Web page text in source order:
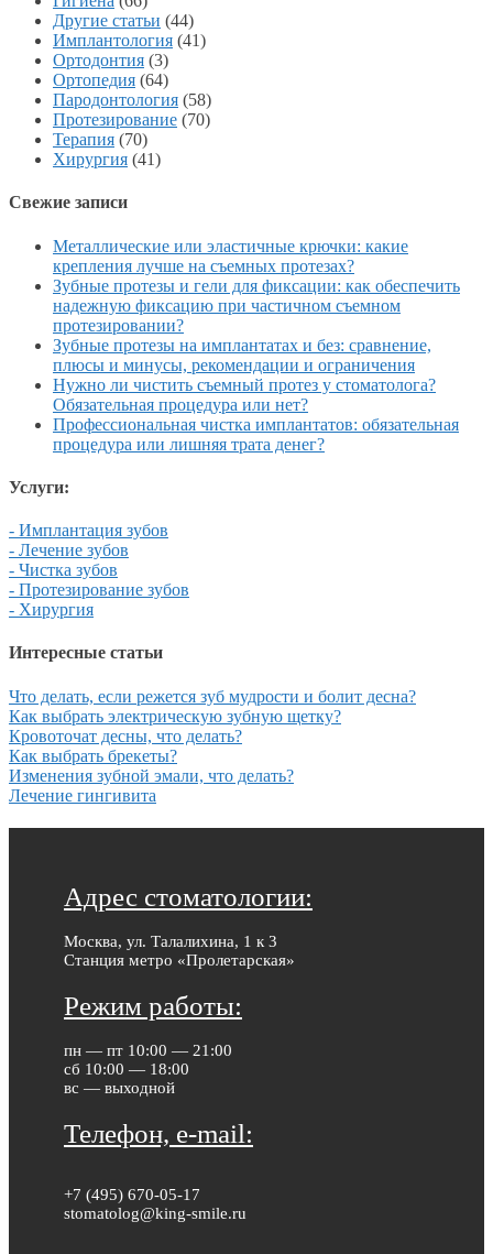
Другие статьи (44)
Имплантология (41)
Ортодонтия (3)
Ортопедия (64)
Пародонтология (58)
Протезирование (70)
Терапия (70)
Хирургия (41)
Свежие записи
Металлические или эластичные крючки: какие
крепления лучше на съемных протезах?
Зубные протезы и гели для фиксации: как обеспечить
надежную фиксацию при частичном съемном
протезировании?
Зубные протезы на имплантатах и без: сравнение,
плюсы и минусы, рекомендации и ограничения
Нужно ли чистить съемный протез у стоматолога?
Обязательная процедура или нет?
Профессиональная чистка имплантатов: обязательная
процедура или лишняя трата денег?
Услуги:
- Имплантация зубов
- Лечение зубов
- Чистка зубов
- Протезирование зубов
- Хирургия
Интересные статьи
Что делать, если режется зуб мудрости и болит десна?
Как выбрать электрическую зубную щетку?
Кровоточат десны, что делать?
Как выбрать брекеты?
Изменения зубной эмали, что делать?
Лечение гингивита
Адрес стоматологии:
Москва, ул. Талалихина, 1 к 3
Станция метро «Пролетарская»
Режим работы:
пн — пт 10:00 — 21:00
сб 10:00 — 18:00
вс — выходной
Телефон, e-mail:
+7 (495) 670-05-17
stomatolog@king-smile.ru